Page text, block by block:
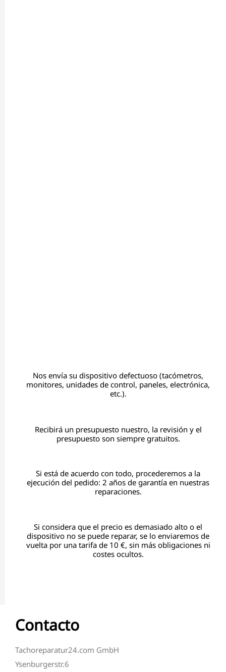
Nos envía su dispositivo defectuoso (tacómetros,
monitores, unidades de control, paneles, electrónica,
etc.).
Recibirá un presupuesto nuestro, la revisión y el
presupuesto son siempre gratuitos.
Si está de acuerdo con todo, procederemos a la
ejecución del pedido: 2 años de garantía en nuestras
reparaciones.
Si considera que el precio es demasiado alto o el
dispositivo no se puede reparar, se lo enviaremos de
vuelta por una tarifa de 10 €, sin más obligaciones ni
costes ocultos.
Contacto
Tachoreparatur24.com GmbH
Ysenburgerstr.6